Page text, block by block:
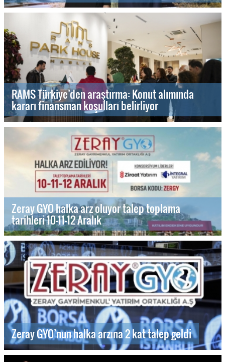
RAMS Türkiye’den araştırma: Konut alımında
kararı finansman koşulları belirliyor
Zeray GYO halka arz oluyor talep toplama
tarihleri 10-11-12 Aralık
Zeray GYO’nun halka arzına 2 kat talep geldi